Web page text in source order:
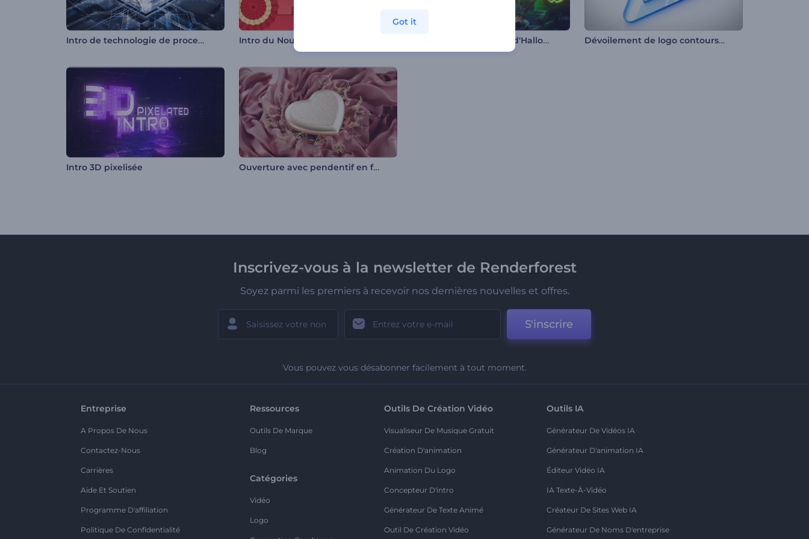
Intro de technologie de processeurs Intro du Nouvel An chinois Ouverture cauchemar d'Halloween Dévoilement de logo contours nets
Intro 3D pixelisée Ouverture avec pendentif en forme de cœur
Inscrivez-vous à la newsletter de Renderforest
Soyez parmi les premiers à recevoir nos dernières nouvelles et offres.
S'inscrire
Vous pouvez vous désabonner facilement à tout moment.
Entreprise
A Propos De Nous
Contactez-Nous
Carrières
Aide Et Soutien
Programme D'affiliation
Politique De Confidentialité
Ressources
Outils De Marque
Blog
Catégories
Vidéo
Logo
Outils De Création Vidéo
Visualiseur De Musique Gratuit
Création D'animation
Animation Du Logo
Concepteur D'intro
Générateur De Texte Animé
Outil De Création Vidéo
Outils IA
Générateur De Vidéos IA
Générateur D'animation IA
Éditeur Vidéo IA
IA Texte-À-Vidéo
Créateur De Sites Web IA
Générateur De Noms D'entreprise
Got it